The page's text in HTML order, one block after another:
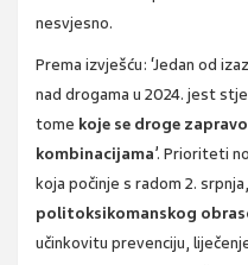
nesvjesno.
Prema izvješću: ‘Jedan od
nad drogama u 2024. jest
tome koje se droge
kombinacijama’. Prioriteti
koja počinje s radom 2.
politoksikomanskog
učinkovitu prevenciju,